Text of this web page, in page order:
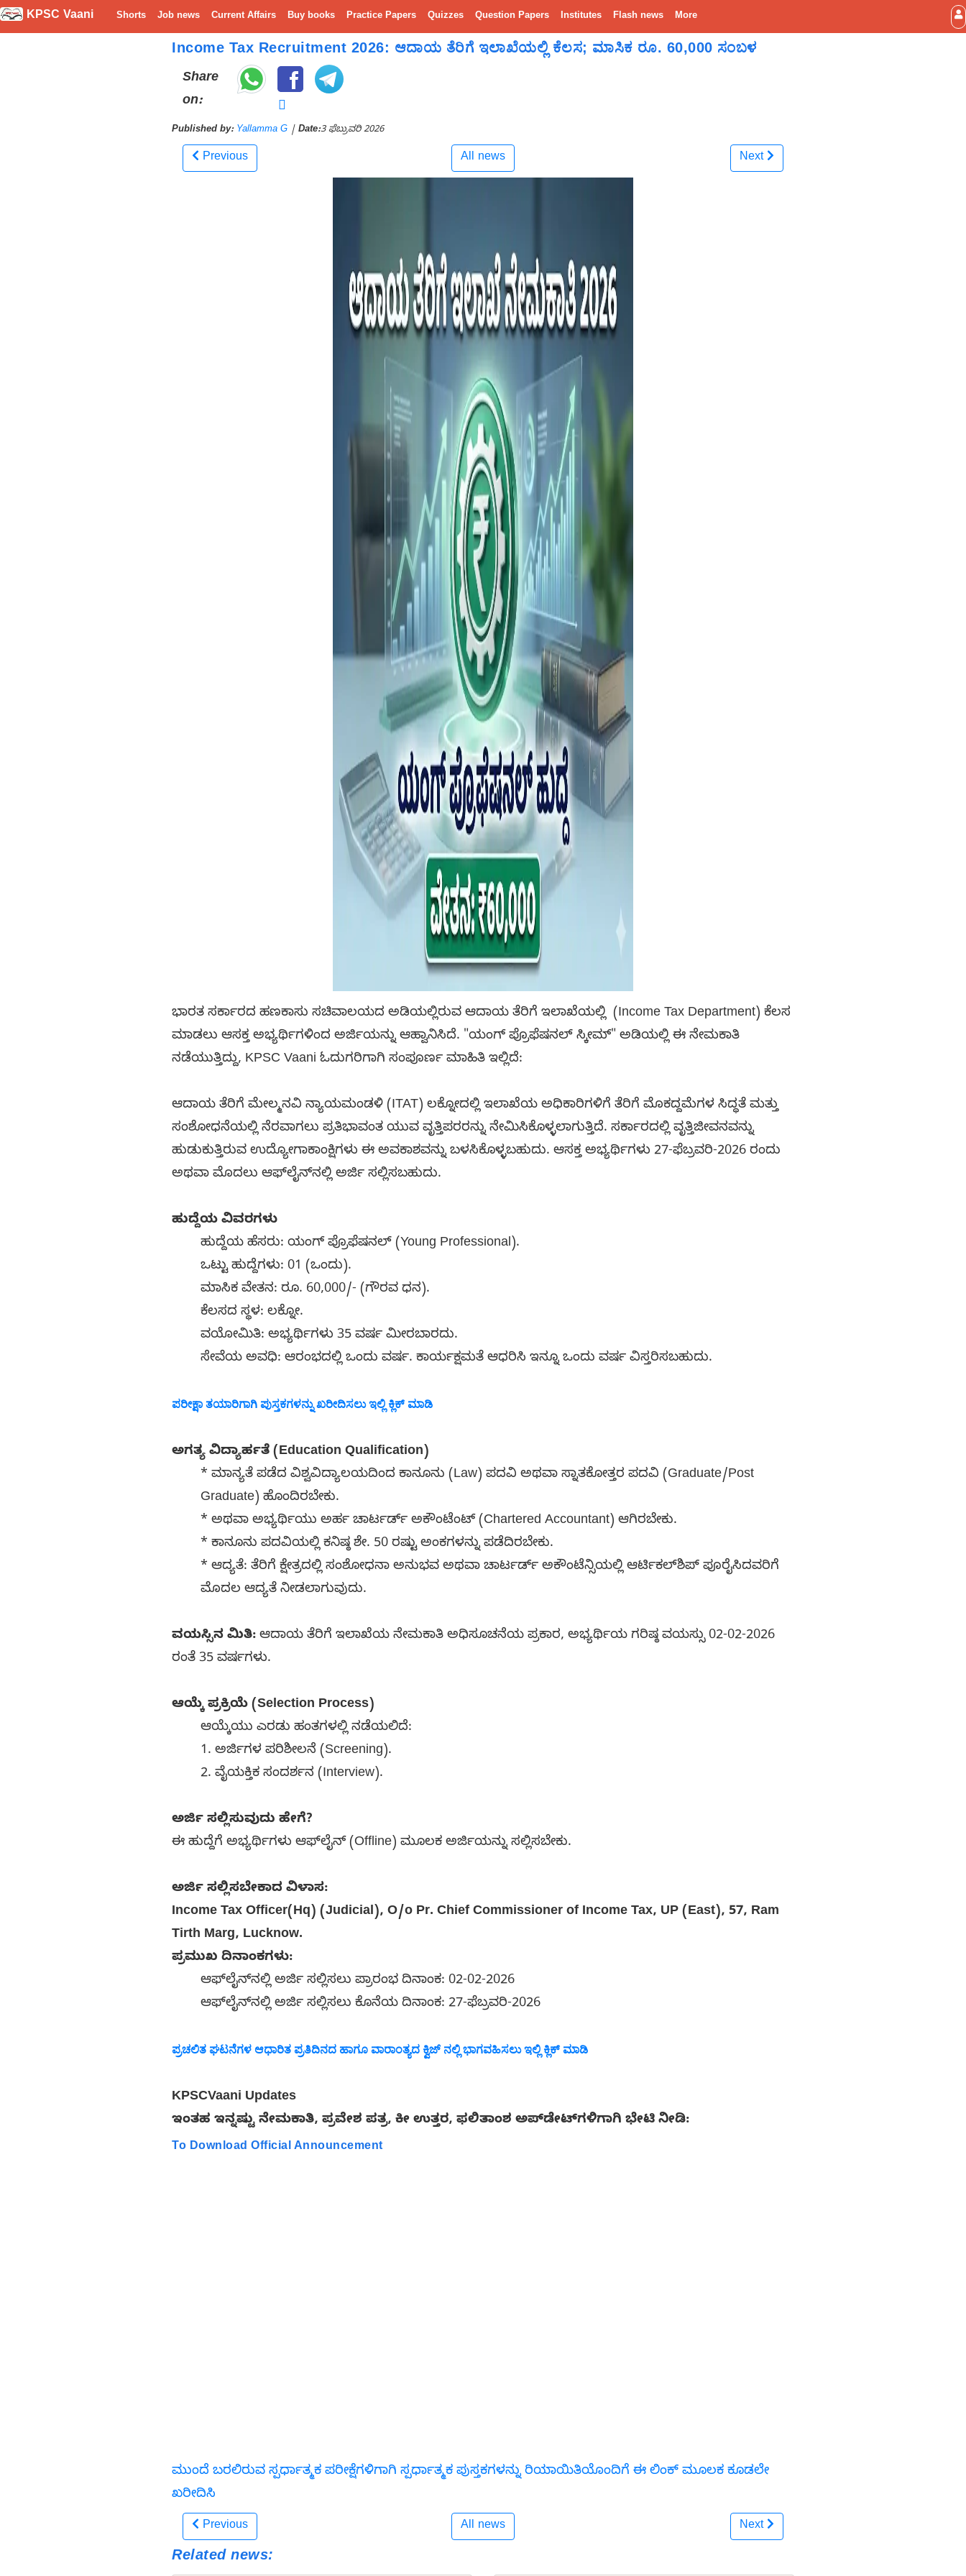
KPSC Vaani Shorts Job news Current Affairs Buy books Practice Papers Quizzes Question Papers Institutes Flash news More
Income Tax Recruitment 2026: ಆದಾಯ ತೆರಿಗೆ ಇಲಾಖೆಯಲ್ಲಿ ಕೆಲಸ; ಮಾಸಿಕ ರೂ. 60,000 ಸಂಬಳ
Share
on:
Published by: Yallamma G | Date:3 ಫೆಬ್ರುವರಿ 2026
Previous All news Next
ಭಾರತ ಸರ್ಕಾರದ ಹಣಕಾಸು ಸಚಿವಾಲಯದ ಅಡಿಯಲ್ಲಿರುವ ಆದಾಯ ತೆರಿಗೆ ಇಲಾಖೆಯಲ್ಲಿ (Income Tax Department) ಕೆಲಸ
ಮಾಡಲು ಆಸಕ್ತ ಅಭ್ಯರ್ಥಿಗಳಿಂದ ಅರ್ಜಿಯನ್ನು ಆಹ್ವಾನಿಸಿದೆ. "ಯಂಗ್ ಪ್ರೊಫೆಷನಲ್ ಸ್ಕೀಮ್" ಅಡಿಯಲ್ಲಿ ಈ ನೇಮಕಾತಿ
ನಡೆಯುತ್ತಿದ್ದು, KPSC Vaani ಓದುಗರಿಗಾಗಿ ಸಂಪೂರ್ಣ ಮಾಹಿತಿ ಇಲ್ಲಿದೆ:
ಆದಾಯ ತೆರಿಗೆ ಮೇಲ್ಮನವಿ ನ್ಯಾಯಮಂಡಳಿ (ITAT) ಲಕ್ನೋದಲ್ಲಿ ಇಲಾಖೆಯ ಅಧಿಕಾರಿಗಳಿಗೆ ತೆರಿಗೆ ಮೊಕದ್ದಮೆಗಳ ಸಿದ್ಧತೆ ಮತ್ತು
ಸಂಶೋಧನೆಯಲ್ಲಿ ನೆರವಾಗಲು ಪ್ರತಿಭಾವಂತ ಯುವ ವೃತ್ತಿಪರರನ್ನು ನೇಮಿಸಿಕೊಳ್ಳಲಾಗುತ್ತಿದೆ. ಸರ್ಕಾರದಲ್ಲಿ ವೃತ್ತಿಜೀವನವನ್ನು
ಹುಡುಕುತ್ತಿರುವ ಉದ್ಯೋಗಾಕಾಂಕ್ಷಿಗಳು ಈ ಅವಕಾಶವನ್ನು ಬಳಸಿಕೊಳ್ಳಬಹುದು. ಆಸಕ್ತ ಅಭ್ಯರ್ಥಿಗಳು 27-ಫೆಬ್ರವರಿ-2026 ರಂದು
ಅಥವಾ ಮೊದಲು ಆಫ್‌ಲೈನ್‌ನಲ್ಲಿ ಅರ್ಜಿ ಸಲ್ಲಿಸಬಹುದು.
ಹುದ್ದೆಯ ವಿವರಗಳು
ಹುದ್ದೆಯ ಹೆಸರು: ಯಂಗ್ ಪ್ರೊಫೆಷನಲ್ (Young Professional).
ಒಟ್ಟು ಹುದ್ದೆಗಳು: 01 (ಒಂದು).
ಮಾಸಿಕ ವೇತನ: ರೂ. 60,000/- (ಗೌರವ ಧನ).
ಕೆಲಸದ ಸ್ಥಳ: ಲಕ್ನೋ.
ವಯೋಮಿತಿ: ಅಭ್ಯರ್ಥಿಗಳು 35 ವರ್ಷ ಮೀರಬಾರದು.
ಸೇವೆಯ ಅವಧಿ: ಆರಂಭದಲ್ಲಿ ಒಂದು ವರ್ಷ. ಕಾರ್ಯಕ್ಷಮತೆ ಆಧರಿಸಿ ಇನ್ನೂ ಒಂದು ವರ್ಷ ವಿಸ್ತರಿಸಬಹುದು.
ಪರೀಕ್ಷಾ ತಯಾರಿಗಾಗಿ ಪುಸ್ತಕಗಳನ್ನು ಖರೀದಿಸಲು ಇಲ್ಲಿ ಕ್ಲಿಕ್ ಮಾಡಿ
ಅಗತ್ಯ ವಿದ್ಯಾರ್ಹತೆ (Education Qualification)
* ಮಾನ್ಯತೆ ಪಡೆದ ವಿಶ್ವವಿದ್ಯಾಲಯದಿಂದ ಕಾನೂನು (Law) ಪದವಿ ಅಥವಾ ಸ್ನಾತಕೋತ್ತರ ಪದವಿ (Graduate/Post
Graduate) ಹೊಂದಿರಬೇಕು.
* ಅಥವಾ ಅಭ್ಯರ್ಥಿಯು ಅರ್ಹ ಚಾರ್ಟರ್ಡ್ ಅಕೌಂಟೆಂಟ್ (Chartered Accountant) ಆಗಿರಬೇಕು.
* ಕಾನೂನು ಪದವಿಯಲ್ಲಿ ಕನಿಷ್ಠ ಶೇ. 50 ರಷ್ಟು ಅಂಕಗಳನ್ನು ಪಡೆದಿರಬೇಕು.
* ಆದ್ಯತೆ: ತೆರಿಗೆ ಕ್ಷೇತ್ರದಲ್ಲಿ ಸಂಶೋಧನಾ ಅನುಭವ ಅಥವಾ ಚಾರ್ಟರ್ಡ್ ಅಕೌಂಟೆನ್ಸಿಯಲ್ಲಿ ಆರ್ಟಿಕಲ್‌ಶಿಪ್ ಪೂರೈಸಿದವರಿಗೆ
ಮೊದಲ ಆದ್ಯತೆ ನೀಡಲಾಗುವುದು.
ವಯಸ್ಸಿನ ಮಿತಿ: ಆದಾಯ ತೆರಿಗೆ ಇಲಾಖೆಯ ನೇಮಕಾತಿ ಅಧಿಸೂಚನೆಯ ಪ್ರಕಾರ, ಅಭ್ಯರ್ಥಿಯ ಗರಿಷ್ಠ ವಯಸ್ಸು 02-02-2026
ರಂತೆ 35 ವರ್ಷಗಳು.
ಆಯ್ಕೆ ಪ್ರಕ್ರಿಯೆ (Selection Process)
ಆಯ್ಕೆಯು ಎರಡು ಹಂತಗಳಲ್ಲಿ ನಡೆಯಲಿದೆ:
1. ಅರ್ಜಿಗಳ ಪರಿಶೀಲನೆ (Screening).
2. ವೈಯಕ್ತಿಕ ಸಂದರ್ಶನ (Interview).
ಅರ್ಜಿ ಸಲ್ಲಿಸುವುದು ಹೇಗೆ?
ಈ ಹುದ್ದೆಗೆ ಅಭ್ಯರ್ಥಿಗಳು ಆಫ್‌ಲೈನ್ (Offline) ಮೂಲಕ ಅರ್ಜಿಯನ್ನು ಸಲ್ಲಿಸಬೇಕು.
ಅರ್ಜಿ ಸಲ್ಲಿಸಬೇಕಾದ ವಿಳಾಸ:
Income Tax Officer(Hq) (Judicial), O/o Pr. Chief Commissioner of Income Tax, UP (East), 57, Ram
Tirth Marg, Lucknow.
ಪ್ರಮುಖ ದಿನಾಂಕಗಳು:
ಆಫ್‌ಲೈನ್‌ನಲ್ಲಿ ಅರ್ಜಿ ಸಲ್ಲಿಸಲು ಪ್ರಾರಂಭ ದಿನಾಂಕ: 02-02-2026
ಆಫ್‌ಲೈನ್‌ನಲ್ಲಿ ಅರ್ಜಿ ಸಲ್ಲಿಸಲು ಕೊನೆಯ ದಿನಾಂಕ: 27-ಫೆಬ್ರವರಿ-2026
ಪ್ರಚಲಿತ ಘಟನೆಗಳ ಆಧಾರಿತ ಪ್ರತಿದಿನದ ಹಾಗೂ ವಾರಾಂತ್ಯದ ಕ್ವಿಜ್ ನಲ್ಲಿ ಭಾಗವಹಿಸಲು ಇಲ್ಲಿ ಕ್ಲಿಕ್ ಮಾಡಿ
KPSCVaani Updates
ಇಂತಹ ಇನ್ನಷ್ಟು ನೇಮಕಾತಿ, ಪ್ರವೇಶ ಪತ್ರ, ಕೀ ಉತ್ತರ, ಫಲಿತಾಂಶ ಅಪ್‌ಡೇಟ್‌ಗಳಿಗಾಗಿ ಭೇಟಿ ನೀಡಿ:
To Download Official Announcement
ಮುಂದೆ ಬರಲಿರುವ ಸ್ಪರ್ಧಾತ್ಮಕ ಪರೀಕ್ಷೆಗಳಿಗಾಗಿ ಸ್ಪರ್ಧಾತ್ಮಕ ಪುಸ್ತಕಗಳನ್ನು ರಿಯಾಯಿತಿಯೊಂದಿಗೆ ಈ ಲಿಂಕ್ ಮೂಲಕ ಕೂಡಲೇ
ಖರೀದಿಸಿ
Previous All news
Next
Related news: